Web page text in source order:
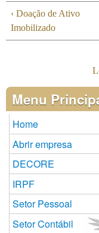
‹ Doação de Ativo
Imobilizado
Menu
Home
Abrir empresa
DECORE
IRPF
Setor Pessoal
Setor Contábil